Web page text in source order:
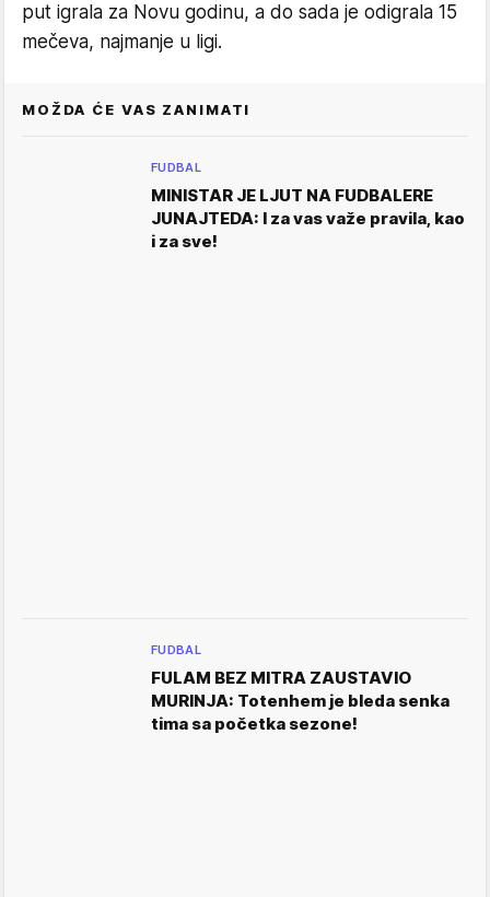
put igrala za Novu godinu, a do sada je odigrala 15
mečeva, najmanje u ligi.
MOŽDA ĆE VAS ZANIMATI
FUDBAL
MINISTAR JE LJUT NA FUDBALERE
JUNAJTEDA: I za vas važe pravila, kao
i za sve!
FUDBAL
FULAM BEZ MITRA ZAUSTAVIO
MURINJA: Totenhem je bleda senka
tima sa početka sezone!